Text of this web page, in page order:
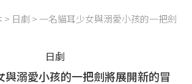
> 日劇 > 一名貓耳少女與溺愛小孩的一把劍
日劇
與溺愛小孩的一把劍將展開新的冒